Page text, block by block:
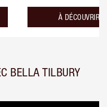
À DÉCOUVRIR
BELLA TILBURY